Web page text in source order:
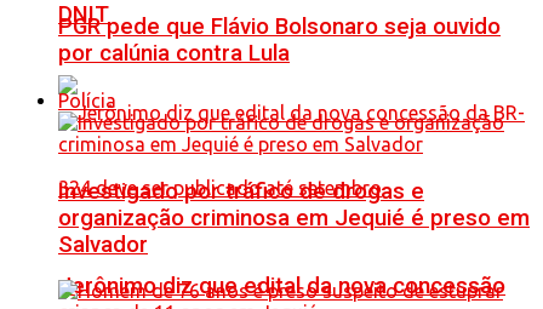
DNIT
Jerônimo diz que edital da nova concessão
PGR pede que Flávio Bolsonaro seja ouvido
por calúnia contra Lula
Polícia
Investigado por tráfico de drogas e
organização criminosa em Jequié é preso em
Salvador